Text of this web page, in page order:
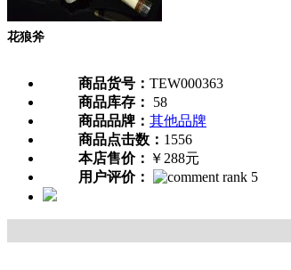
花狼斧
商品货号： TEW000363
商品库存：
58
商品品牌： 其他品牌
商品点击数： 1556
本店售价： ￥288元
用户评价：